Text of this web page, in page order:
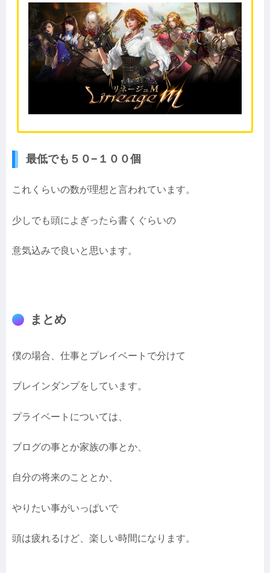
最低でも５０−１００個
これくらいの数が理想と言われています。
少しでも頭によぎったら書くぐらいの
意気込みで良いと思います。
まとめ
僕の場合、仕事とプレイベートで分けて
ブレインダンプをしています。
プライベートについては、
ブログの事とか家族の事とか、
自分の将来のこととか、
やりたい事がいっぱいで
頭は疲れるけど、楽しい時間になります。